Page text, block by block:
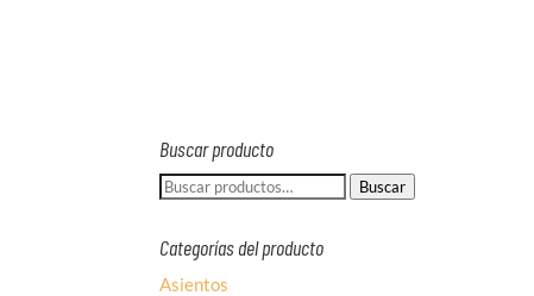
Buscar producto
Buscar
Buscar
Categorías del producto
Asientos